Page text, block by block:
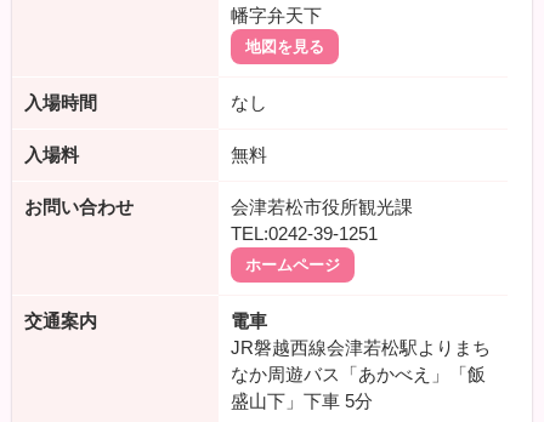
幡字弁天下
地図を見る
入場時間 なし
入場料 無料
お問い合わせ
会津若松市役所観光課
TEL:0242-39-1251
ホームページ
交通案内
電車
JR磐越西線会津若松駅よりまち
なか周遊バス「あかべえ」「飯
盛山下」下車 5分